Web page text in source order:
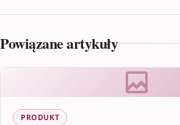
Powiązane artykuły
PRODUKT